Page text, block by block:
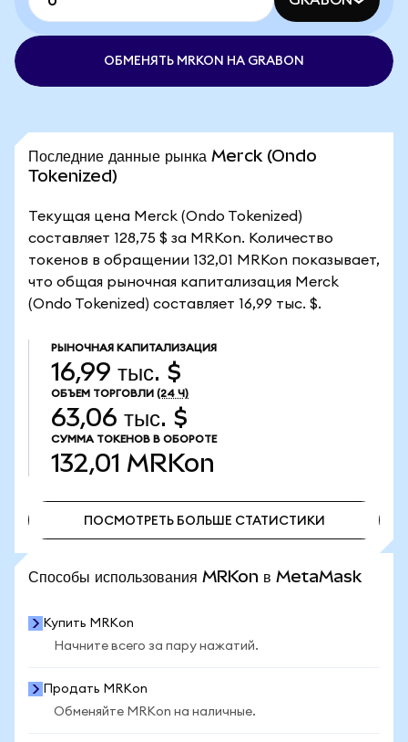
ОБМЕНЯТЬ MRKON НА GRABON
Последние данные рынка Merck (Ondo
Tokenized)
Текущая цена Merck (Ondo Tokenized)
составляет 128,75 $ за MRKon. Количество
токенов в обращении 132,01 MRKon показывает,
что общая рыночная капитализация Merck
(Ondo Tokenized) составляет 16,99 тыс. $.
РЫНОЧНАЯ КАПИТАЛИЗАЦИЯ
16,99 тыс. $
ОБЪЕМ ТОРГОВЛИ (24 Ч)
63,06 тыс. $
СУММА ТОКЕНОВ В ОБОРОТЕ
132,01 MRKon
ПОСМОТРЕТЬ БОЛЬШЕ СТАТИСТИКИ
Способы использования MRKon в MetaMask
Купить MRKon
Начните всего за пару нажатий.
Продать MRKon
Обменяйте MRKon на наличные.